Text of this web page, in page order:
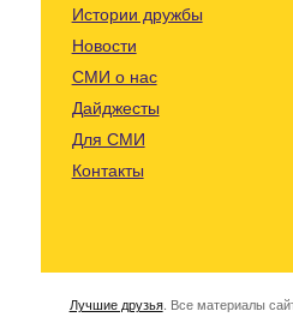
Истории дружбы
Новости
СМИ о нас
Дайджесты
Для СМИ
Контакты
Лучшие друзья. Все материалы